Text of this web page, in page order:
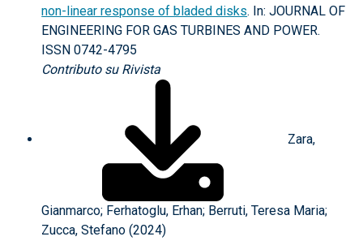
non-linear response of bladed disks. In: JOURNAL OF
ENGINEERING FOR GAS TURBINES AND POWER.
ISSN 0742-4795
Contributo su Rivista
Zara,
Gianmarco; Ferhatoglu, Erhan; Berruti, Teresa Maria;
Zucca, Stefano (2024)